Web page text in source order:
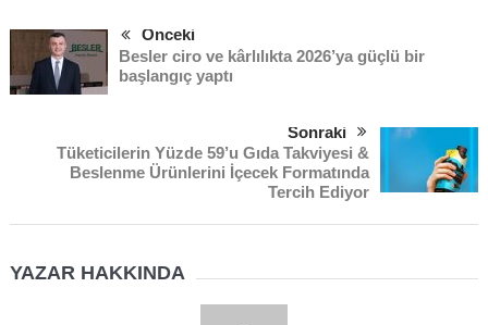
Önceki
Besler ciro ve kârlılıkta 2026’ya güçlü bir
başlangıç yaptı
Sonraki
Tüketicilerin Yüzde 59’u Gıda Takviyesi &
Beslenme Ürünlerini İçecek Formatında
Tercih Ediyor
YAZAR HAKKINDA